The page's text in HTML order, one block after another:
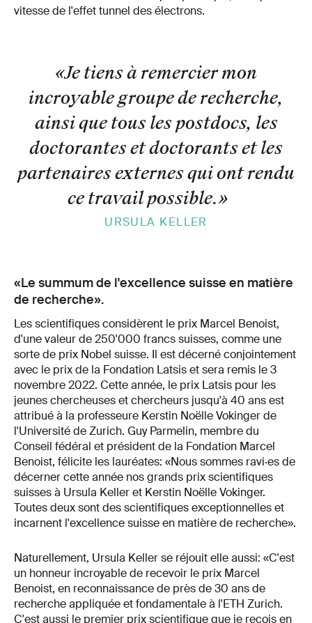
vitesse de l'effet tunnel des électrons.
«Je tiens à remercier mon
incroyable groupe de recherche,
ainsi que tous les postdocs, les
doctorantes et doctorants et les
partenaires externes qui ont rendu
ce travail possible.»
URSULA KELLER
«Le summum de l'excellence suisse en matière
de recherche».
Les scientifiques considèrent le prix Marcel Benoist,
d'une valeur de 250'000 francs suisses, comme une
sorte de prix Nobel suisse. Il est décerné conjointement
avec le prix de la Fondation Latsis et sera remis le 3
novembre 2022. Cette année, le prix Latsis pour les
jeunes chercheuses et chercheurs jusqu'à 40 ans est
attribué à la professeure Kerstin Noëlle Vokinger de
l'Université de Zurich. Guy Parmelin, membre du
Conseil fédéral et président de la Fondation Marcel
Benoist, félicite les lauréates: «Nous sommes ravi·es de
décerner cette année nos grands prix scientifiques
suisses à Ursula Keller et Kerstin Noëlle Vokinger.
Toutes deux sont des scientifiques exceptionnelles et
incarnent l'excellence suisse en matière de recherche».
Naturellement, Ursula Keller se réjouit elle aussi: «C'est
un honneur incroyable de recevoir le prix Marcel
Benoist, en reconnaissance de près de 30 ans de
recherche appliquée et fondamentale à l'ETH Zurich.
C'est aussi le premier prix scientifique que je reçois en